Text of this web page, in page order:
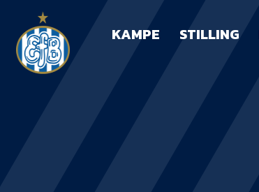
KAMPE STILLING